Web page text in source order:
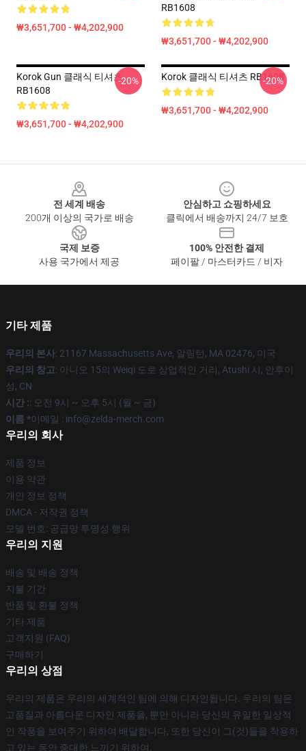
₩3,651,700 - ₩4,202,900
RB1608
₩3,651,700 - ₩4,202,900
Korok Gun 클래식 티셔츠
RB1608
₩3,651,700 - ₩4,202,900
-20% Korok 클래식 티셔츠 RB1608
₩3,651,700 - ₩4,202,900
-20%
전 세계 배송
200개 이상의 국가로 배송
안심하고 쇼핑하세요
클릭에서 배송까지 24/7 보호
국제 보증
사용 국가에서 제공
100% 안전한 결제
페이팔 / 마스터카드 / 비자
기타 제품
우리의 본사: 21167 Massachusetts Ave, 알링턴, MA 02476, 미국
우리의 창고: 아니오 15의 Weiqi 도로 상업적인 거리, Atushi 시, 안후이
성, CN
시간 :: 오전 9시 ~ 오후 5시 (월 ~ 금)
이름 *이메일 : info@zelda-merch.com
우리의 회사
제품 정보
이용 약관
개인 정보 정책
DMCA - 저작권 정책
모델 번호: 공급망 투명성 행위
우리의 지원
배송 및 배송 정책
지불 기간
반품 및 환불 정책
기타 제품
고객지원 (FAQ)
구매하기
우리의 상점
우리의 제품은 우리의 세계적인 팀에 의해 디자인됩니다. 우리의 팀은
고품질과 아름다운 디자인 제품을, 뿐만 아니라 당신의 유일한 일상적
인 작풍을 보여주기 위하여 배달합니다, 또한 당신이 그(것)들을 착용하
고 있는 동안 중대한 느끼기 위하여.